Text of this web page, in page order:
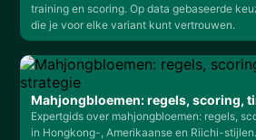
training en scoring. Op data gebaseerde
die je voor elke variant kunt vertrouwen.
Mahjongbloemen: regels, scoring,
Expertgids over mahjongbloemen: regels,
in Hongkong-, Amerikaanse en Riichi-